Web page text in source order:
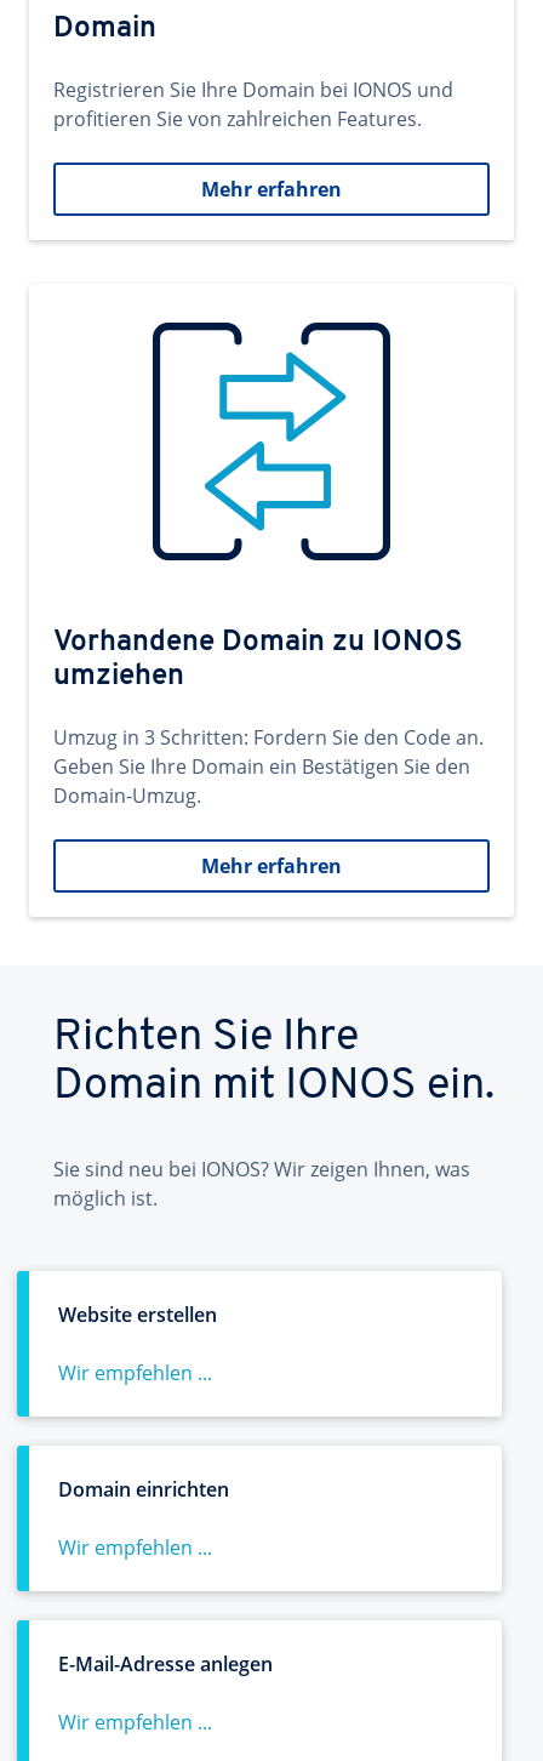
Domain
Registrieren Sie Ihre Domain bei IONOS und
profitieren Sie von zahlreichen Features.
Mehr erfahren
Vorhandene Domain zu IONOS
umziehen
Umzug in 3 Schritten: Fordern Sie den Code an.
Geben Sie Ihre Domain ein Bestätigen Sie den
Domain-Umzug.
Mehr erfahren
Richten Sie Ihre
Domain mit IONOS ein.
Sie sind neu bei IONOS? Wir zeigen Ihnen, was
möglich ist.
Website erstellen
Wir empfehlen ...
Domain einrichten
Wir empfehlen ...
E-Mail-Adresse anlegen
Wir empfehlen ...